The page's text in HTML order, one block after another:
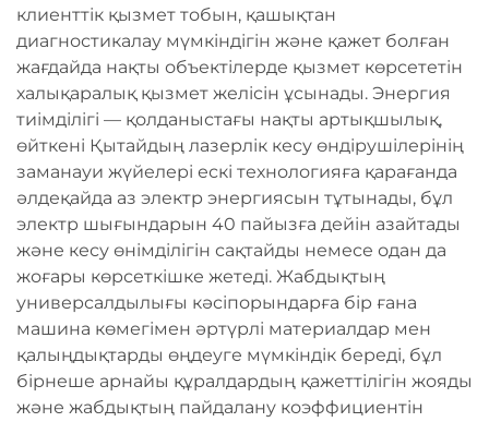
клиенттік қызмет тобын, қашықтан
диагностикалау мүмкіндігін және қажет болған
жағдайда нақты объектілерде қызмет көрсететін
халықаралық қызмет желісін ұсынады. Энергия
тиімділігі — қолданыстағы нақты артықшылық,
өйткені Қытайдың лазерлік кесу өндірушілерінің
заманауи жүйелері ескі технологияға қарағанда
әлдеқайда аз электр энергиясын тұтынады, бұл
электр шығындарын 40 пайызға дейін азайтады
және кесу өнімділігін сақтайды немесе одан да
жоғары көрсеткішке жетеді. Жабдықтың
универсалдылығы кәсіпорындарға бір ғана
машина көмегімен әртүрлі материалдар мен
қалыңдықтарды өңдеуге мүмкіндік береді, бұл
бірнеше арнайы құралдардың қажеттілігін жояды
және жабдықтың пайдалану коэффициентін